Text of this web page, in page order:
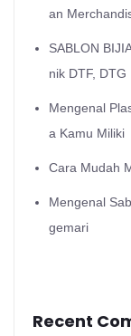
an
SABLON
nik DTF, DTG
Mengenal
a Kamu Miliki
Cara Mudah
Mengenal
gemari
Recent